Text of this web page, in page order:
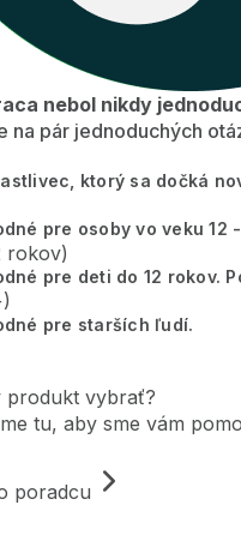
nebol nikdy
na pár jednoduchých
ktorý sa dočká
pre osoby vo veku 12
rokov)
pre deti do 12 rokov.
pre starších ľudí.
produkt vybrať?
tu, aby sme vám
poradcu